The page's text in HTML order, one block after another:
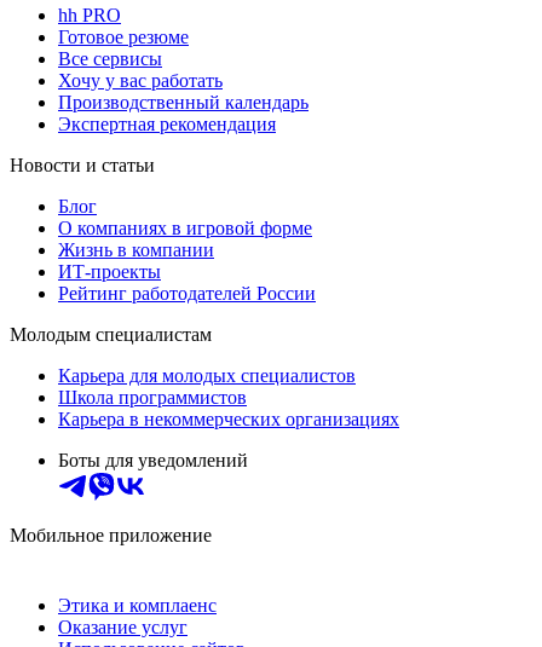
hh PRO
Готовое резюме
Все сервисы
Хочу у вас работать
Производственный календарь
Экспертная рекомендация
Новости и статьи
Блог
О компаниях в игровой форме
Жизнь в компании
ИТ-проекты
Рейтинг работодателей России
Молодым специалистам
Карьера для молодых специалистов
Школа программистов
Карьера в некоммерческих организациях
Боты для уведомлений
Мобильное приложение
Этика и комплаенс
Оказание услуг